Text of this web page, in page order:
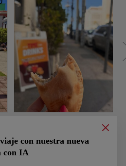
con nuestra nueva
con IA